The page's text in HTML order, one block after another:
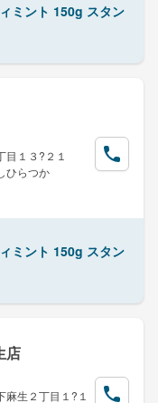
ミント 150g スタン
１３?２１
ひらつか
ミント 150g スタン
店
生２丁目１?１